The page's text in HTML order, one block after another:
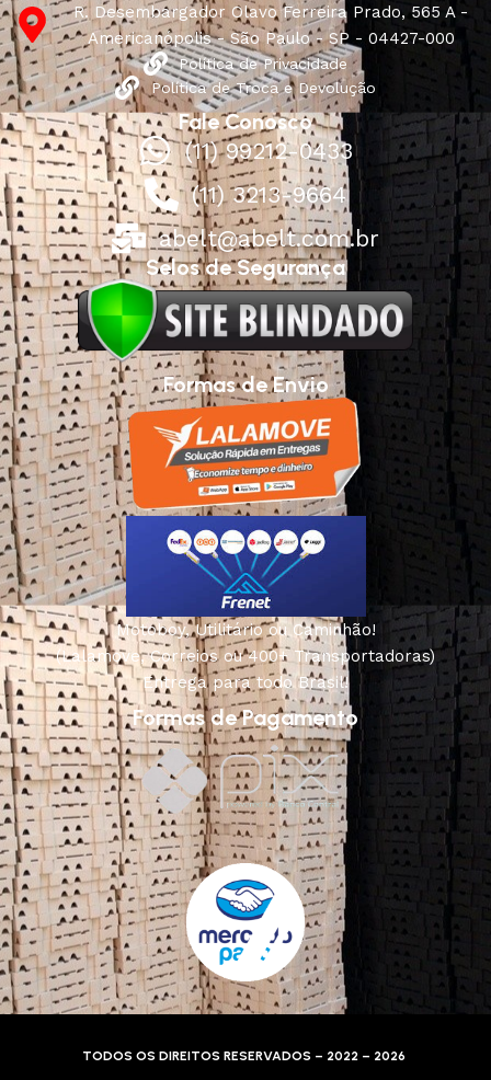
R. Desembargador Olavo Ferreira Prado, 565 A -
Americanópolis - São Paulo - SP - 04427-000
Política de Privacidade
Política de Troca e Devolução
Fale Conosco
(11) 99212-0433
(11) 3213-9664
abelt@abelt.com.br
Selos de Segurança
Formas de Envio
Motoboy, Utilitário ou Caminhão!
(Lalamove, Correios ou 400+ Transportadoras)
Entrega para todo Brasil!
Formas de Pagamento
TODOS OS DIREITOS RESERVADOS – 2022 – 2026